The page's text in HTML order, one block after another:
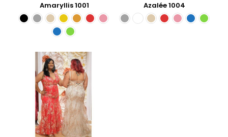
Amaryllis 1001 Azalée 1004